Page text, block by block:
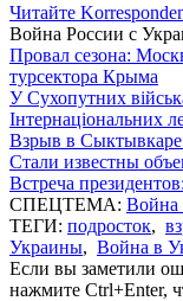
Читайте
Война России с
Провал сезона:
турсектора Крыма
У Сухопутних
Інтернаціональних
Взрыв в
Стали известны
Встреча
СПЕЦТЕМА: Война
ТЕГИ: подросток,
Украины, Война в
Если вы заметили
нажмите Ctrl+Enter,